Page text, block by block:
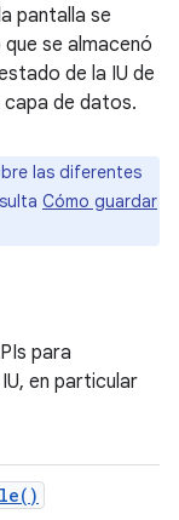
pantalla se
se almacenó
de la IU de
capa de datos.
las diferentes
Cómo guardar
para
en particular